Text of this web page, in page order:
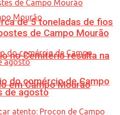
no Cemitério resulta na
em Campo Mourão
de 5 toneladas de fios
de Campo Mourão
do comércio de Campo
de agosto